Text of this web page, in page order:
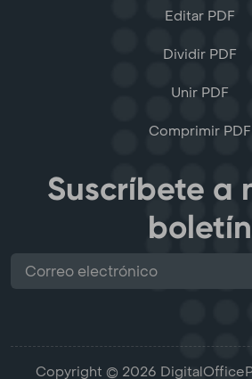
Editar PDF
Dividir PDF
Unir PDF
Comprimir PDF
Suscríbete a
boletín
Copyright © 2026